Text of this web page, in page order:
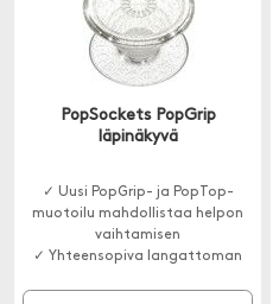
PopSockets PopGrip
läpinäkyvä
✓ Uusi PopGrip- ja PopTop-
muotoilu mahdollistaa helpon
vaihtamisen
✓ Yhteensopiva langattoman